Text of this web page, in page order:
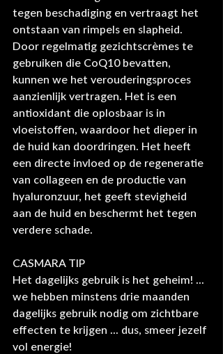
tegen beschadiging en vertraagt ​​het
ontstaan van rimpels en slapheid.
Door regelmatig gezichtscrèmes te
gebruiken die CoQ10 bevatten,
kunnen we het verouderingsproces
aanzienlijk vertragen. Het is een
antioxidant die oplosbaar is in
vloeistoffen, waardoor het dieper in
de huid kan doordringen. Het heeft
een directe invloed op de regeneratie
van collageen en de productie van
hyaluronzuur, het geeft stevigheid
aan de huid en beschermt het tegen
verdere schade.
CASMARA TIP
Het dagelijks gebruik is het geheim! ...
we hebben minstens drie maanden
dagelijks gebruik nodig om zichtbare
effecten te krijgen ... dus, smeer jezelf
vol energie!